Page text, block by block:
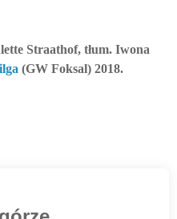
Straathof, tłum. Iwona
(GW Foksal) 2018.